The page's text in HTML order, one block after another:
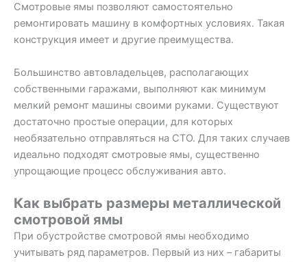
Смотровые ямы позволяют самостоятельно
ремонтировать машину в комфортных условиях. Такая
конструкция имеет и другие преимущества.
Большинство автовладельцев, располагающих
собственными гаражами, выполняют как минимум
мелкий ремонт машины своими руками. Существуют
достаточно простые операции, для которых
необязательно отправляться на СТО. Для таких случаев
идеально подходят смотровые ямы, существенно
упрощающие процесс обслуживания авто.
Как выбрать размеры металлической
смотровой ямы
При обустройстве смотровой ямы необходимо
учитывать ряд параметров. Первый из них – габариты